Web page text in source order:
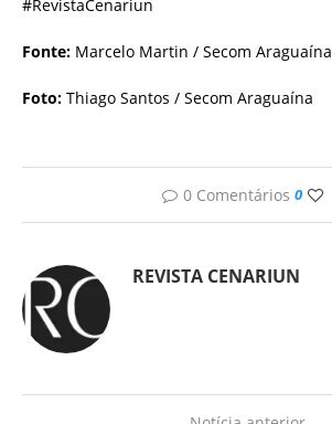
#RevistaCenariun
Fonte: Marcelo Martin / Secom Araguaína
Foto: Thiago Santos / Secom Araguaína
0 Comentários 0
REVISTA CENARIUN